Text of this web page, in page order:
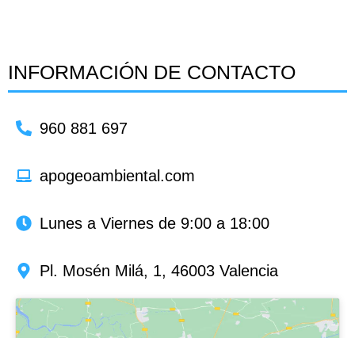
INFORMACIÓN DE CONTACTO
960 881 697
apogeoambiental.com
Lunes a Viernes de 9:00 a 18:00
Pl. Mosén Milá, 1, 46003 Valencia